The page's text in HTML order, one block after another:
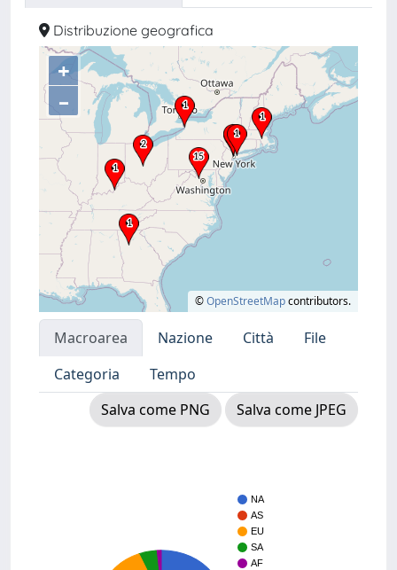
Distribuzione geografica
+
–
©OpenStreetMapcontributors.
Macroarea Nazione Città
File
Categoria
Tempo
Salva come PNG
Salva come JPEG
NA
AS
EU
SA
AF